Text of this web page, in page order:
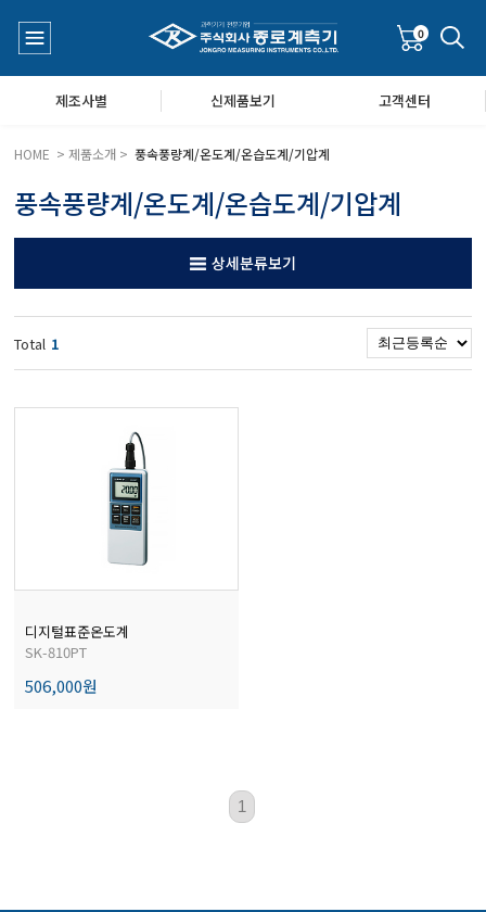
질측정기
기공기질/미세먼지/가스/소음/진동측정기
속풍량계/온도계/온습도계/기압계
도/농도/염도/당산도/굴절계/편광계/커피농도계
자저울/점도계/핀홀탐지기
이크로피펫
공지사항
0
제조사별 신제품보기 고객센터
HOME > 제품소개 >풍속풍량계/온도계/온습도계/기압계
풍속풍량계/온도계/온습도계/기압계
상세분류보기
Total 1
디지털표준온도계
SK-810PT
506,000원
1